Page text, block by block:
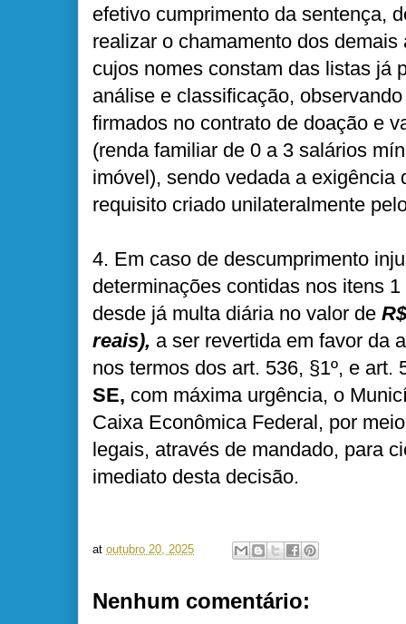
efetivo cumprimento da sentença,
realizar o chamamento dos
cujos nomes constam das listas já
análise e classificação,
firmados no contrato de doação e
(renda familiar de 0 a 3 salários
imóvel), sendo vedada a exigência
requisito criado unilateralmente
4. Em caso de descumprimento
determinações contidas nos itens
desde já multa diária no valor de
reais), a ser revertida em favor da
nos termos dos art. 536, §1º, e art.
SE, com máxima urgência, o
Caixa Econômica Federal, por
legais, através de mandado, para
imediato desta decisão.
at outubro 20, 2025
Nenhum comentário: